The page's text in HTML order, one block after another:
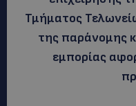
Τμήματος
της παράνομης
εμπορίας